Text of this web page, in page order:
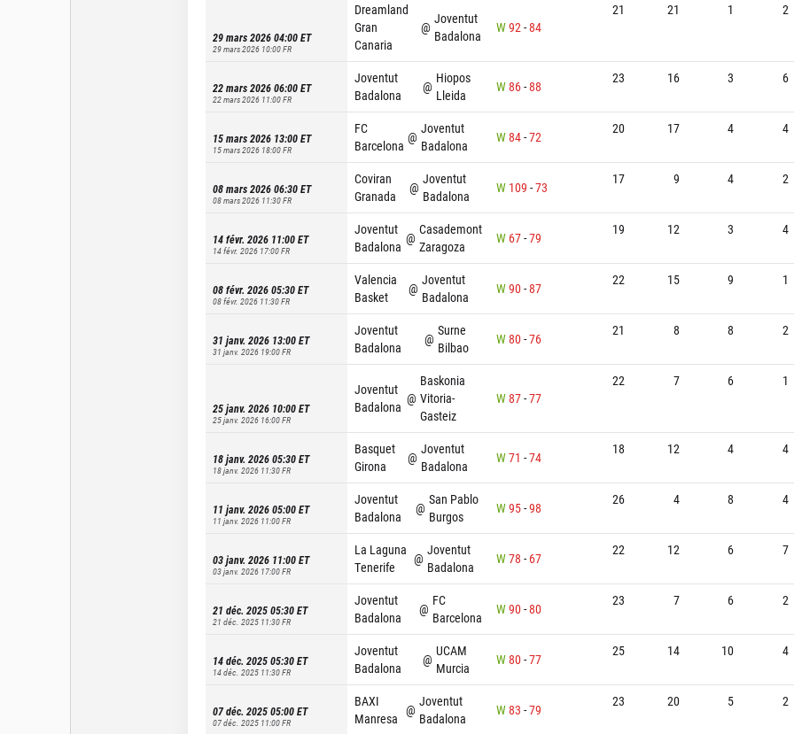
29 mars 2026 04:00ET
29 mars 2026 10:00FR
Dreamland
Gran
Canaria
@
Joventut
Badalona
W92-84
21 21 1 2
22 mars 2026 06:00ET
22 mars 2026 11:00FR
Joventut
Badalona
@
Hiopos
Lleida
W86-88
23 16 3 6
15 mars 2026 13:00ET
15 mars 2026 18:00FR
FC
Barcelona
@
Joventut
Badalona
W84-72
20 17 4 4
08 mars 2026 06:30ET
08 mars 2026 11:30FR
Coviran
Granada
@
Joventut
Badalona
W 109 -73
17 9 4 2
14 févr. 2026 11:00ET
14 févr. 2026 17:00FR
Joventut
Badalona
@
Casademont
Zaragoza
W 67-79
19 12 3 4
08 févr. 2026 05:30ET
08 févr. 2026 11:30FR
Valencia
Basket
@
Joventut
Badalona
W90-87
22 15 9 1
31 janv. 2026 13:00ET
31 janv. 2026 19:00FR
Joventut
Badalona
@
Surne
Bilbao
W80-76
21 8 8 2
25 janv. 2026 10:00ET
25 janv. 2026 16:00FR
Joventut
Badalona
@
Baskonia
Vitoria-
Gasteiz
W87-77
22 7 6 1
18 janv. 2026 05:30ET
18 janv. 2026 11:30FR
Basquet
Girona
@
Joventut
Badalona
W71 -74
18 12 4 4
11 janv. 2026 05:00ET
11 janv. 2026 11:00FR
Joventut
Badalona
@
San Pablo
Burgos
W95-98
26 4 8 4
03 janv. 2026 11:00ET
03 janv. 2026 17:00FR
La Laguna
Tenerife
@
Joventut
Badalona
W78 - 67
22 12 6 7
21 déc. 2025 05:30ET
21 déc. 2025 11:30FR
Joventut
Badalona
@
FC
Barcelona
W90-80
23 7 6 2
14 déc. 2025 05:30ET
14 déc. 2025 11:30FR
Joventut
Badalona
@
UCAM
Murcia
W80-77
25 14 10 4
07 déc. 2025 05:00ET
07 déc. 2025 11:00FR
BAXI
Manresa
@
Joventut
Badalona
W83 -79
23 20 5 2